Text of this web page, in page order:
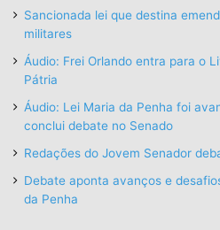
Sancionada lei que destina
militares
Áudio: Frei Orlando entra para o
Pátria
Áudio: Lei Maria da Penha foi
conclui debate no Senado
Redações do Jovem Senador
Debate aponta avanços e
da Penha